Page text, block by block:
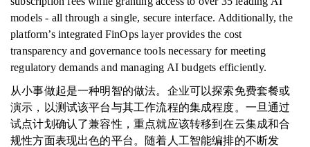
models - all through a single, secure interface. Additionally, the
platform’s integrated FinOps layer provides the cost
transparency and governance tools necessary for meeting
regulatory demands and managing AI budgets efficiently.
从小事做起是一种明智的做法。企业可以探索免费套餐或
演示，以测试该平台与其工作流程的集成程度。一旦通过
试点计划确认了兼容性，重点就应该转移到在云集成和合
规性方面表现出色的平台。随着人工智能编排的不断发